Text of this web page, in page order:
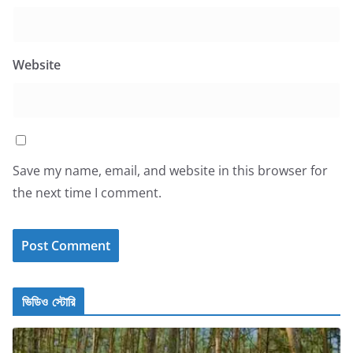
Website
Save my name, email, and website in this browser for
the next time I comment.
ভিডিও স্টোরি